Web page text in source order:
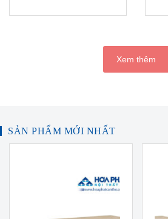
Xem thêm
SẢN PHẨM MỚI NHẤT